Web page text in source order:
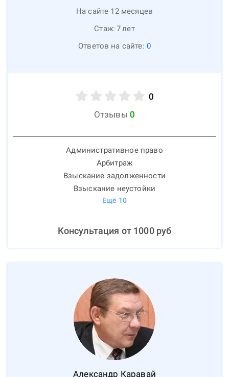
На сайте 12 месяцев
Стаж: 7лет
Ответов на сайте: 0
0
Отзывы 0
Административное право
Арбитраж
Взыскание задолженности
Взыскание неустойки
Ещё 10
Консультация от 1000руб
Александр Каравай